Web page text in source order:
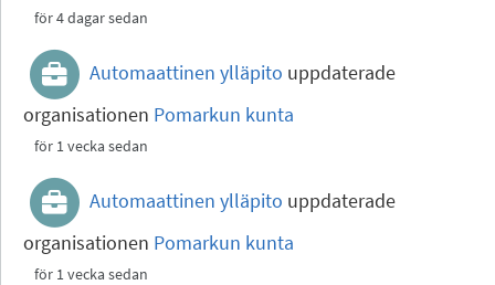
för 4 dagar sedan
Automaattinen ylläpito uppdaterade
organisationen Pomarkun kunta
för 1 vecka sedan
Automaattinen ylläpito uppdaterade
organisationen Pomarkun kunta
för 1 vecka sedan